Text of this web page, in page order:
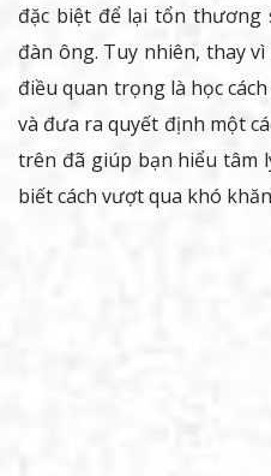
đặc biệt để lại tổn thương
đàn ông. Tuy nhiên, thay
điều quan trọng là học
và đưa ra quyết định một
trên đã giúp bạn hiểu tâm
biết cách vượt qua khó